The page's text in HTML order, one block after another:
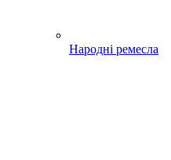
Народні ремесла